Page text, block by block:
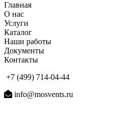
Главная
О нас
Услуги
Каталог
Наши работы
Документы
Контакты
+7 (499) 714-04-44
info@mosvents.ru